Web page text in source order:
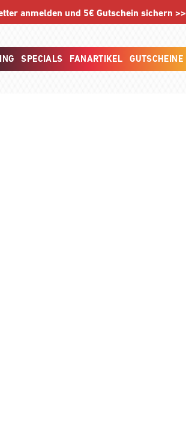
anmelden und 5€ Gutschein sichern >>
SPECIALS FANARTIKEL GUTSCHEINE